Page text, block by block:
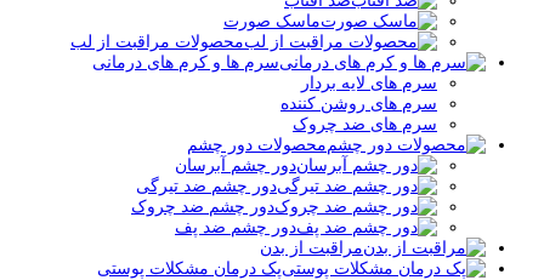
ماسک صورت
محصولات مراقبت از لب
سرم ها و کرم های درمانی
سرم های لایه بردار
سرم های روشن کننده
سرم های ضد چروک
محصولات دور چشم
دور چشم آبرسان
دور چشم ضد تیرگی
دور چشم ضد چروک
دور چشم ضد پف
مراقبت از بدن
پک درمان مشکلات پوستی